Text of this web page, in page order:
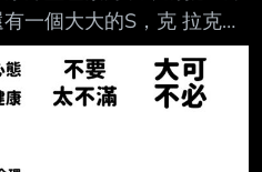
一個大大的S，克 拉克也
大家還記得克拉克講過什